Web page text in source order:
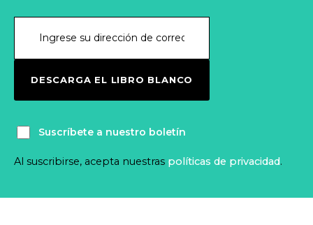
DESCARGA EL LIBRO BLANCO
Suscríbete a nuestro boletín
Al suscribirse, acepta nuestras políticas de privacidad.